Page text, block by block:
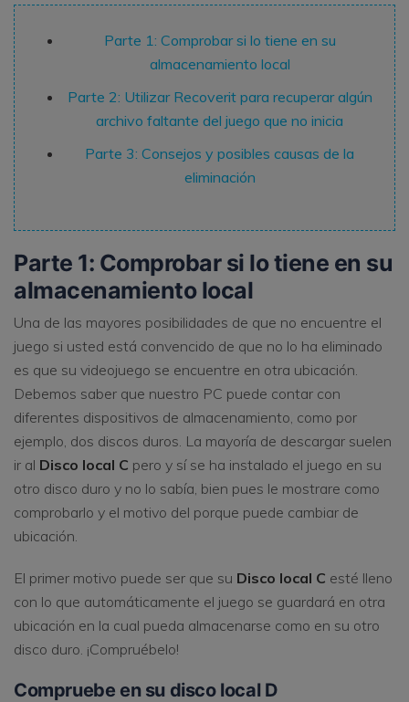
Parte 1: Comprobar si lo tiene en su
almacenamiento local
Parte 2: Utilizar Recoverit para recuperar algún
archivo faltante del juego que no inicia
Parte 3: Consejos y posibles causas de la
eliminación
Parte 1: Comprobar si lo tiene en su
almacenamiento local
Una de las mayores posibilidades de que no encuentre el
juego si usted está convencido de que no lo ha eliminado
es que su videojuego se encuentre en otra ubicación.
Debemos saber que nuestro PC puede contar con
diferentes dispositivos de almacenamiento, como por
ejemplo, dos discos duros. La mayoría de descargar suelen
ir al Disco local C pero y sí se ha instalado el juego en su
otro disco duro y no lo sabía, bien pues le mostrare como
comprobarlo y el motivo del porque puede cambiar de
ubicación.
El primer motivo puede ser que su Disco local C esté lleno
con lo que automáticamente el juego se guardará en otra
ubicación en la cual pueda almacenarse como en su otro
disco duro. ¡Compruébelo!
Compruebe en su disco local D